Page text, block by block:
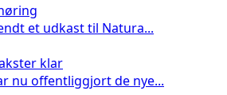
et udkast til Natura...
klar
nu offentliggjort de nye...